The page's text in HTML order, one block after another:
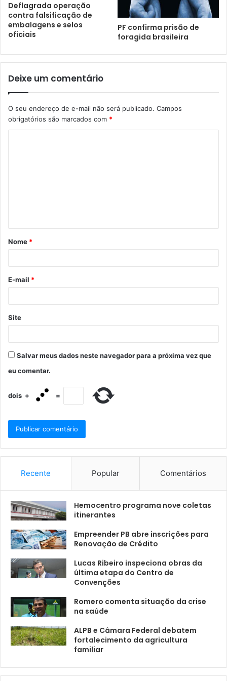
Deflagrada operação
contra falsificação de
embalagens e selos
oficiais
PF confirma prisão de
foragida brasileira
Deixe um comentário
O seu endereço de e-mail não será publicado. Campos
obrigatórios são marcados com *
Nome *
E-mail *
Site
Salvar meus dados neste navegador para a próxima vez que
eu comentar.
dois + =
Recente Popular Comentários
Hemocentro programa nove coletas
itinerantes
Empreender PB abre inscrições para
Renovação de Crédito
Lucas Ribeiro inspeciona obras da
última etapa do Centro de
Convenções
Romero comenta situação da crise
na saúde
ALPB e Câmara Federal debatem
fortalecimento da agricultura
familiar